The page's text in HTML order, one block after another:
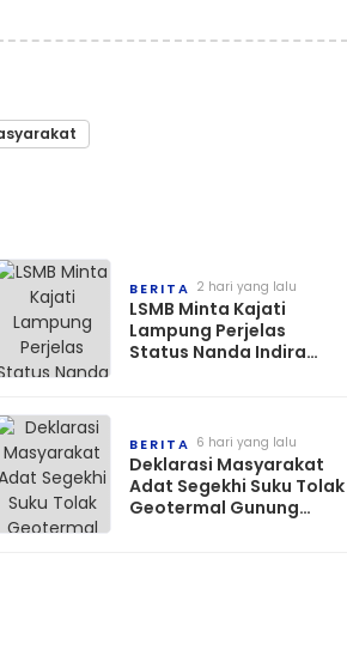
BERITA 2 hari yang lalu
LSMB Minta Kajati
Lampung Perjelas
Status Nanda Indira
BERITA 6 hari yang lalu
Deklarasi Masyarakat
Adat Segekhi Suku Tolak
Geotermal Gunung